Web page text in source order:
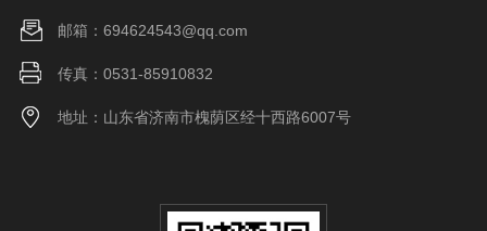
邮箱：694624543@qq.com
传真：0531-85910832
地址：山东省济南市槐荫区经十西路6007号